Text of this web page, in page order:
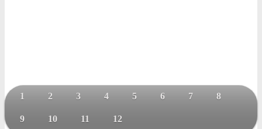
1 2 3 4 5 6 7 8
9 10 11 12